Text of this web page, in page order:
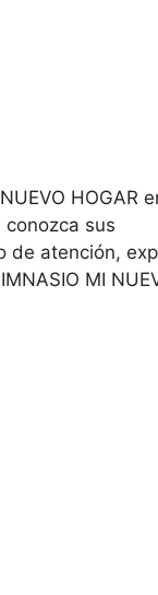
HOGAR
sus
de atención,
MI